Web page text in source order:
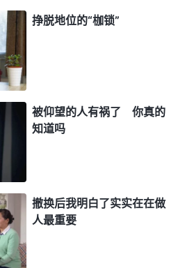
脏的灵魂，你们所表现、流露
污鬼之血的人。”
人格太卑贱！》
的所有作工，也就是说你既信
会顺服神，不接受神的一切说
按照你的观念来，那你就是最
，这样的人怎么能顺服神那些
呢？
被神得着》神话语的审判揭示
容。反思自己尽接待本分的心
看到我的人性、人格太卑鄙、
挣脱地位的“枷锁”
被仰望的人有祸了 你真的
知道吗
撤换后我明白了实实在在做
人最重要